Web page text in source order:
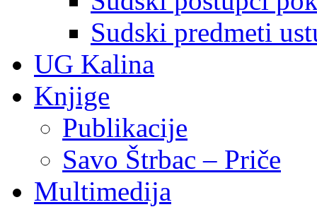
Sudski predmeti
UG Kalina
Knjige
Publikacije
Savo Štrbac – Priče
Multimedija